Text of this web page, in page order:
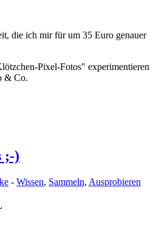
die ich mir für um 35 Euro genauer
Pixel-Fotos" experimentieren
& Co.
;-)
- Wissen, Sammeln, Ausprobieren